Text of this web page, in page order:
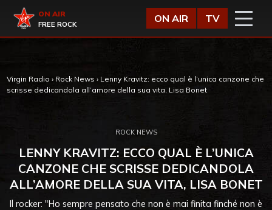
Virgin Radio
ON AIR
FREE ROCK
ON AIR TV
Virgin Radio › Rock News › Lenny Kravitz: ecco qual è l’unica canzone che
scrisse dedicandola all’amore della sua vita, Lisa Bonet
ROCK NEWS
LENNY KRAVITZ: ECCO QUAL È L’UNICA
CANZONE CHE SCRISSE DEDICANDOLA
ALL’AMORE DELLA SUA VITA, LISA BONET
Il rocker: "Ho sempre pensato che non è mai finita finché non è